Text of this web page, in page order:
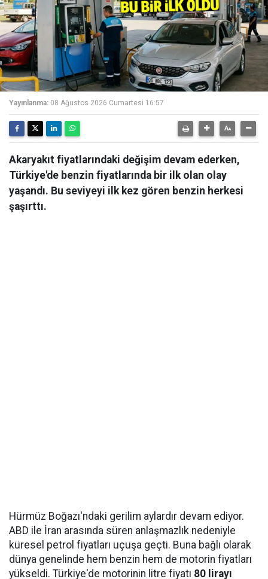
Yayınlanma: 08 Ağustos 2026 Cumartesi 16:57
Akaryakıt fiyatlarındaki değişim devam ederken,
Türkiye'de benzin fiyatlarında bir ilk olan olay
yaşandı. Bu seviyeyi ilk kez gören benzin herkesi
şaşırttı.
Hürmüz Boğazı'ndaki gerilim aylardır devam ediyor.
ABD ile İran arasında süren anlaşmazlık nedeniyle
küresel petrol fiyatları uçuşa geçti. Buna bağlı olarak
dünya genelinde hem benzin hem de motorin fiyatları
yükseldi. Türkiye'de motorinin litre fiyatı 80 lirayı